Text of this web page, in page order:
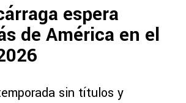
espera
de América en el
sin títulos y